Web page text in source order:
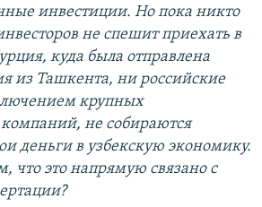
инвестиции. Но пока никто
не спешит приехать в
куда была отправлена
из Ташкента, ни российские
крупных
не собираются
деньги в узбекскую экономику.
что это напрямую связано с